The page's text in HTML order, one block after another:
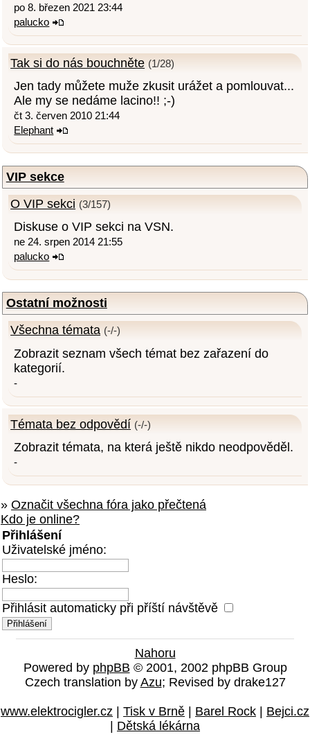
po 8. březen 2021 23:44
palucko
Tak si do nás bouchněte (1/28)
Jen tady můžete muže zkusit urážet a pomlouvat...
Ale my se nedáme lacino!! ;-)
čt 3. červen 2010 21:44
Elephant
VIP sekce
O VIP sekci (3/157)
Diskuse o VIP sekci na VSN.
ne 24. srpen 2014 21:55
palucko
Ostatní možnosti
Všechna témata (-/-)
Zobrazit seznam všech témat bez zařazení do
kategorií.
-
Témata bez odpovědí (-/-)
Zobrazit témata, na která ještě nikdo neodpověděl.
-
» Označit všechna fóra jako přečtená
Kdo je online?
Přihlášení
Uživatelské jméno:
Heslo:
Přihlásit automaticky při příští návštěvě
Nahoru
Powered by phpBB © 2001, 2002 phpBB Group
Czech translation by Azu; Revised by drake127
www.elektrocigler.cz | Tisk v Brně | Barel Rock | Bejci.cz
| Dětská lékárna